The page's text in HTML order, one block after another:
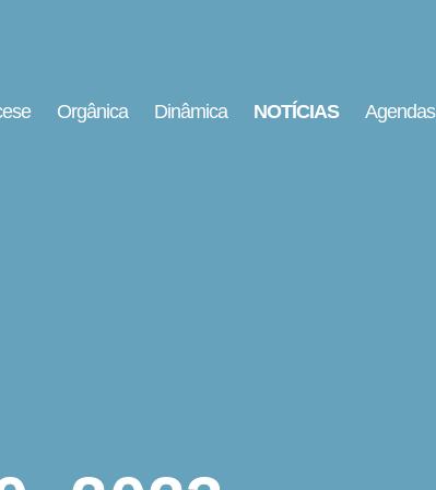
Orgânica Dinâmica NOTÍCIAS Agendas